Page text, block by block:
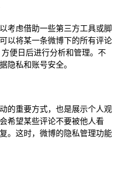
考虑借助一些第三方工具或脚
以将某一条微博下的所有评论
便日后进行分析和管理。不
隐私和账号安全。
的重要方式，也是展示个人观
希望某些评论不要被他人看
。这时，微博的隐私管理功能